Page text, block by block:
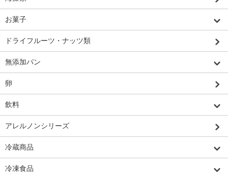
お菓子
ドライフルーツ・ナッツ類
無添加パン
卵
飲料
アレルノンシリーズ
冷蔵商品
冷凍食品